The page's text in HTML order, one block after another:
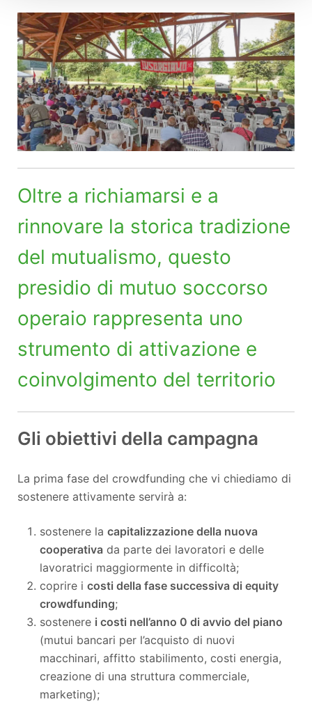
Oltre a richiamarsi e a
rinnovare la storica tradizione
del mutualismo, questo
presidio di mutuo soccorso
operaio rappresenta uno
strumento di attivazione e
coinvolgimento del territorio
Gli obiettivi della campagna
La prima fase del crowdfunding che vi chiediamo di
sostenere attivamente servirà a:
sostenere la capitalizzazione della nuova
cooperativa da parte dei lavoratori e delle
lavoratrici maggiormente in difficoltà;
coprire i costi della fase successiva di equity
crowdfunding;
sostenere i costi nell’anno 0 di avvio del piano
(mutui bancari per l’acquisto di nuovi
macchinari, affitto stabilimento, costi energia,
creazione di una struttura commerciale,
marketing);